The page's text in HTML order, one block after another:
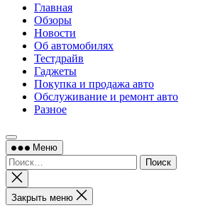
Главная
Обзоры
Новости
Об автомобилях
Тестдрайв
Гаджеты
Покупка и продажа авто
Обслуживание и ремонт авто
Разное
Меню
Найти:
Закрыть
поиск
Закрыть меню